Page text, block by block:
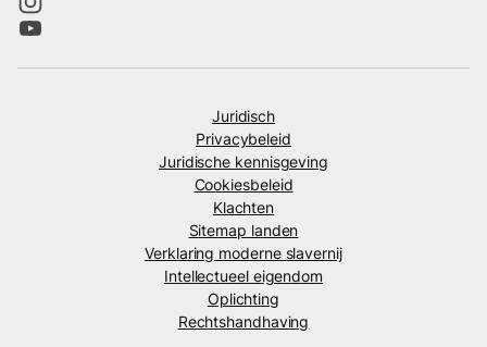
Juridisch
Privacybeleid
Juridische kennisgeving
Cookiesbeleid
Klachten
Sitemap landen
Verklaring moderne slavernij
Intellectueel eigendom
Oplichting
Rechtshandhaving